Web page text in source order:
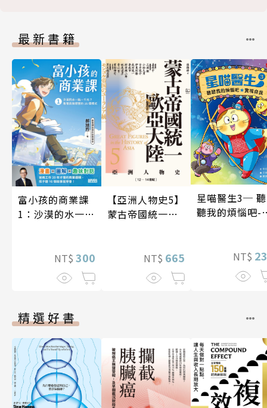
最新書籍
富小孩的商業課
1：沙漠的水一瓶
NT$ 300
【亞洲人物史5】
蒙古帝國統一歐
NT$ 665
星喵醫生3─ 聽
聽我的煩惱吧-
NT$
精選好書